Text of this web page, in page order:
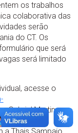
os trabalhos
colaborativa das
serão
do CT. Os
que será
será limitado
acesse o
Gabriel Martins e